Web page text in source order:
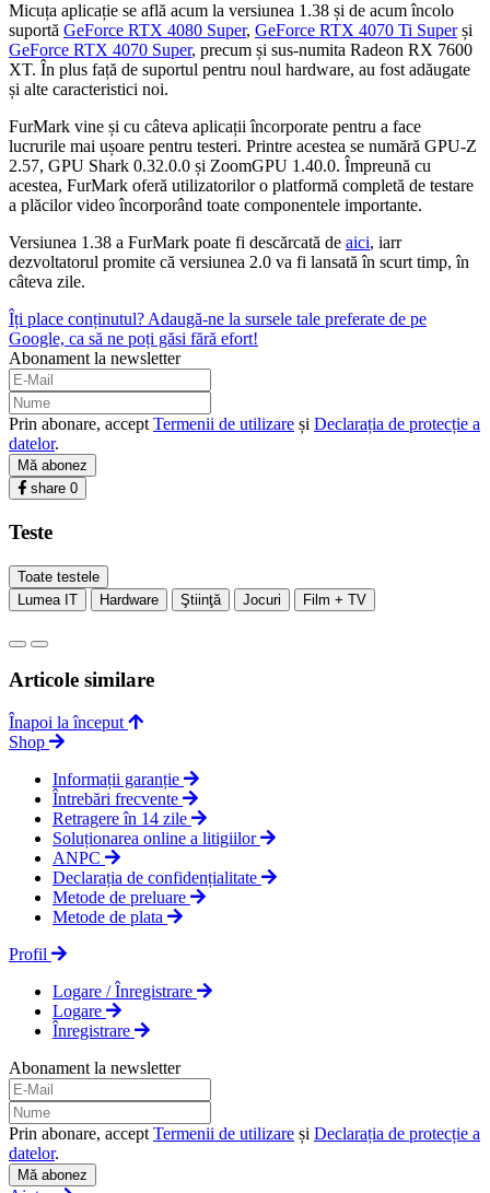
Micuța aplicație se află acum la versiunea 1.38 și de acum încolo
suportă GeForce RTX 4080 Super, GeForce RTX 4070 Ti Superși
GeForce RTX 4070 Super, precum și sus-numita Radeon RX 7600
XT. În plus față de suportul pentru noul hardware, au fost adăugate
și alte caracteristici noi.
FurMark vine și cu câteva aplicații încorporate pentru a face
lucrurile mai ușoare pentru testeri. Printre acestea se numără GPU-Z
2.57, GPU Shark 0.32.0.0 și ZoomGPU 1.40.0. Împreună cu
acestea, FurMark oferă utilizatorilor o platformă completă de testare
a plăcilor video încorporând toate componentele importante.
Versiunea 1.38 a FurMark poate fi descărcată de aici, iarr
dezvoltatorul promite că versiunea 2.0 va fi lansată în scurt timp, în
câteva zile.
Îți place conținutul? Adaugă-ne la sursele tale preferate de pe
Google, ca să ne poți găsi fără efort!
Abonament la newsletter
Prin abonare, accept Termenii de utilizare și Declarația de protecție a
datelor.
Mă abonez
share 0
Teste
Toate testele
Lumea IT
Hardware Ştiinţă Jocuri Film + TV
Articole similare
Înapoi la început
Shop
Informații garanție
Întrebări frecvente
Retragere în 14 zile
Soluționarea online a litigiilor
ANPC
Declarația de confidențialitate
Metode de preluare
Metode de plata
Profil
Logare / Înregistrare
Logare
Înregistrare
Abonament la newsletter
Prin abonare, accept Termenii de utilizare și Declarația de protecție a
datelor.
Mă abonez